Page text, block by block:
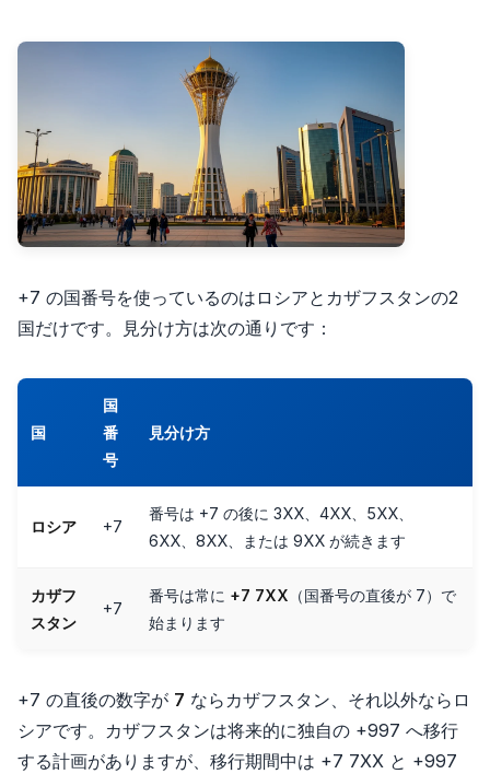
+7 の国番号を使っているのはロシアとカザフスタンの2
国だけです。見分け方は次の通りです：
国
国
番
号
見分け方
ロシア +7
番号は +7 の後に 3XX、4XX、5XX、
6XX、8XX、または 9XX が続きます
カザフ
スタン
+7
番号は常に +7 7XX （国番号の直後が 7）で
始まります
+7 の直後の数字が 7 ならカザフスタン、それ以外ならロ
シアです。カザフスタンは将来的に独自の +997 へ移行
する計画がありますが、移行期間中は +7 7XX と +997